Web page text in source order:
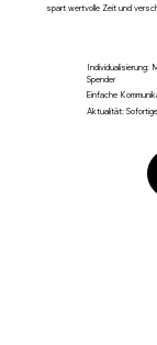
spart wertvolle Zeit und
Individualisierung:
Spender
Einfache
Aktualität: